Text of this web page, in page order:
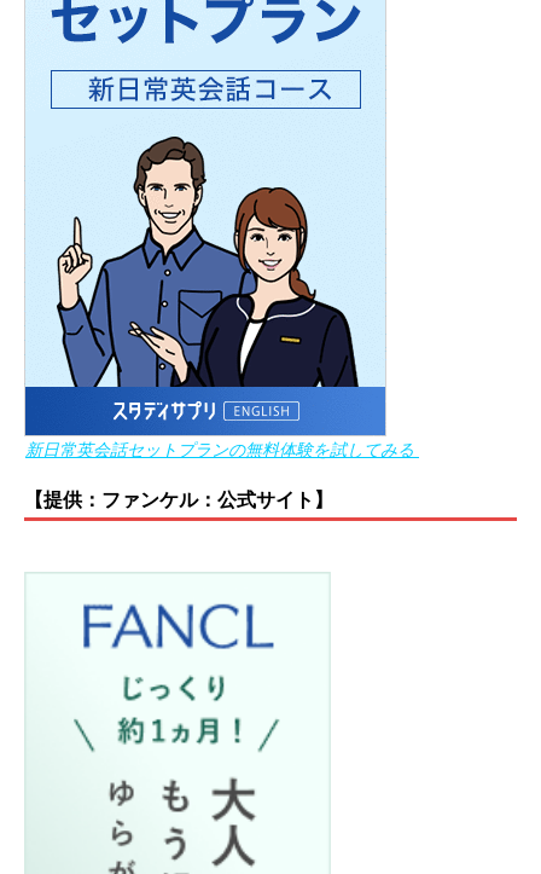
新日常英会話セットプランの無料体験を試してみる
【提供：ファンケル：公式サイト】